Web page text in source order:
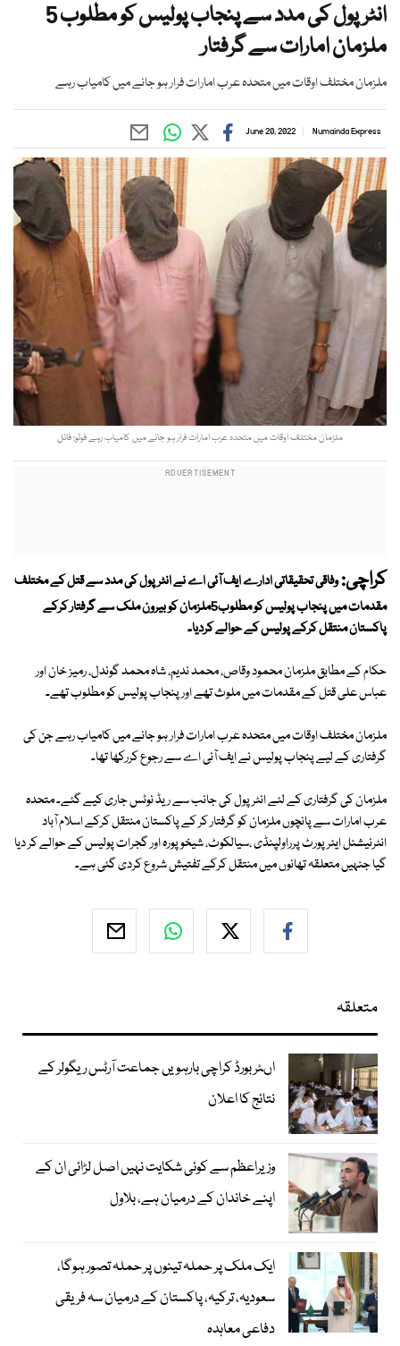
انٹرپول کی مدد سے پنجاب پولیس کو مطلوب 5
ملزمان امارات سے گرفتار
ملزمان مختلف اوقات میں متحدہ عرب امارات فرار ہو جانے میں کامیاب رہے
Numainda Express
June 20, 2022
ملزمان مختلف اوقات میں متحدہ عرب امارات فرار ہو جانے میں کامیاب رہے فوٹو: فائل
کراچی:وفاقی تحقیقاتی ادارے ایف آئی اے نے انٹرپول کی مدد سے قتل کے مختلف
مقدمات میں پنجاب پولیس کو مطلوب5ملزمان کو بیرون ملک سے گرفتار کرکے
پاکستان منتقل کرکے پولیس کے حوالے کردیا۔
حکام کے مطابق ملزمان محمود وقاص، محمد ندیم، شاہ محمد گوندل، رمیز خان اور
عباس علی قتل کے مقدمات میں ملوث تھے اور پنجاب پولیس کو مطلوب تھے۔
ملزمان مختلف اوقات میں متحدہ عرب امارات فرار ہو جانے میں کامیاب رہے جن کی
گرفتاری کے لیے پنجاب پولیس نے ایف آئی اے سے رجوع کررکھا تھا۔
ملزمان کی گرفتاری کے لئے انٹرپول کی جانب سے ریڈ نوٹس جاری کیے گئے۔ متحدہ
عرب امارات سے پانچوں ملزمان کو گرفتار کر کے پاکستان منتقل کرکے اسلام آباد
انٹرنیشنل ایئرپورٹ پرراولپنڈی ،سیالکوٹ، شیخوپورہ اور گجرات پولیس کے حوالے کر دیا
گیا جنہیں متعلقہ تھانوں میں منتقل کرکے تفتیش شروع کردی گئی ہے۔
متعلقہ
اںٹر بورڈ کراچی بارہویں جماعت آرٹس ریگولر کے
نتائج کا اعلان
وزیراعظم سے کوئی شکایت نہیں اصل لڑائی ان کے
اپنے خاندان کے درمیان ہے، بلاول
ایک ملک پر حملہ تینوں پر حملہ تصور ہوگا،
سعودیہ، ترکیہ، پاکستان کے درمیان سہ فریقی
دفاعی معاہدہ